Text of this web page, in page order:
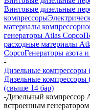
Винтовые дизельные
компрессоры
материалы
генераторы Atlas Copco
расходные материалы
CopcoГенераторы азота
-
Дизельные компрессоры
Дизельные компрессоры
(свыше 14 бар)
-Дизельный компрессор
встроенным генератором